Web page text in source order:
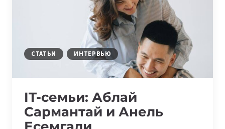
СТАТЬИ ИНТЕРВЬЮ
IT-семьи: Аблай
Сармантай и Анель